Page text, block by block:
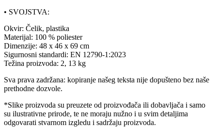
• SVOJSTVA:
Okvir: Čelik, plastika
Materijal: 100 % poliester
Dimenzije: 48 x 46 x 69 cm
Sigurnosni standardi: EN 12790-1:2023
Težina proizvoda: 2, 13 kg
Sva prava zadržana: kopiranje našeg teksta nije dopušteno bez naše
prethodne dozvole.
*Slike proizvoda su preuzete od proizvođača ili dobavljača i samo
su ilustrativne prirode, te ne moraju nužno i u svim detaljima
odgovarati stvarnom izgledu i sadržaju proizvoda.